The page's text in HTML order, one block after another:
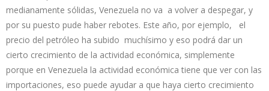
medianamente sólidas, Venezuela no va a volver a despegar, y
por su puesto pude haber rebotes. Este año, por ejemplo, el
precio del petróleo ha subido muchísimo y eso podrá dar un
cierto crecimiento de la actividad económica, simplemente
porque en Venezuela la actividad económica tiene que ver con las
importaciones, eso puede ayudar a que haya cierto crecimiento